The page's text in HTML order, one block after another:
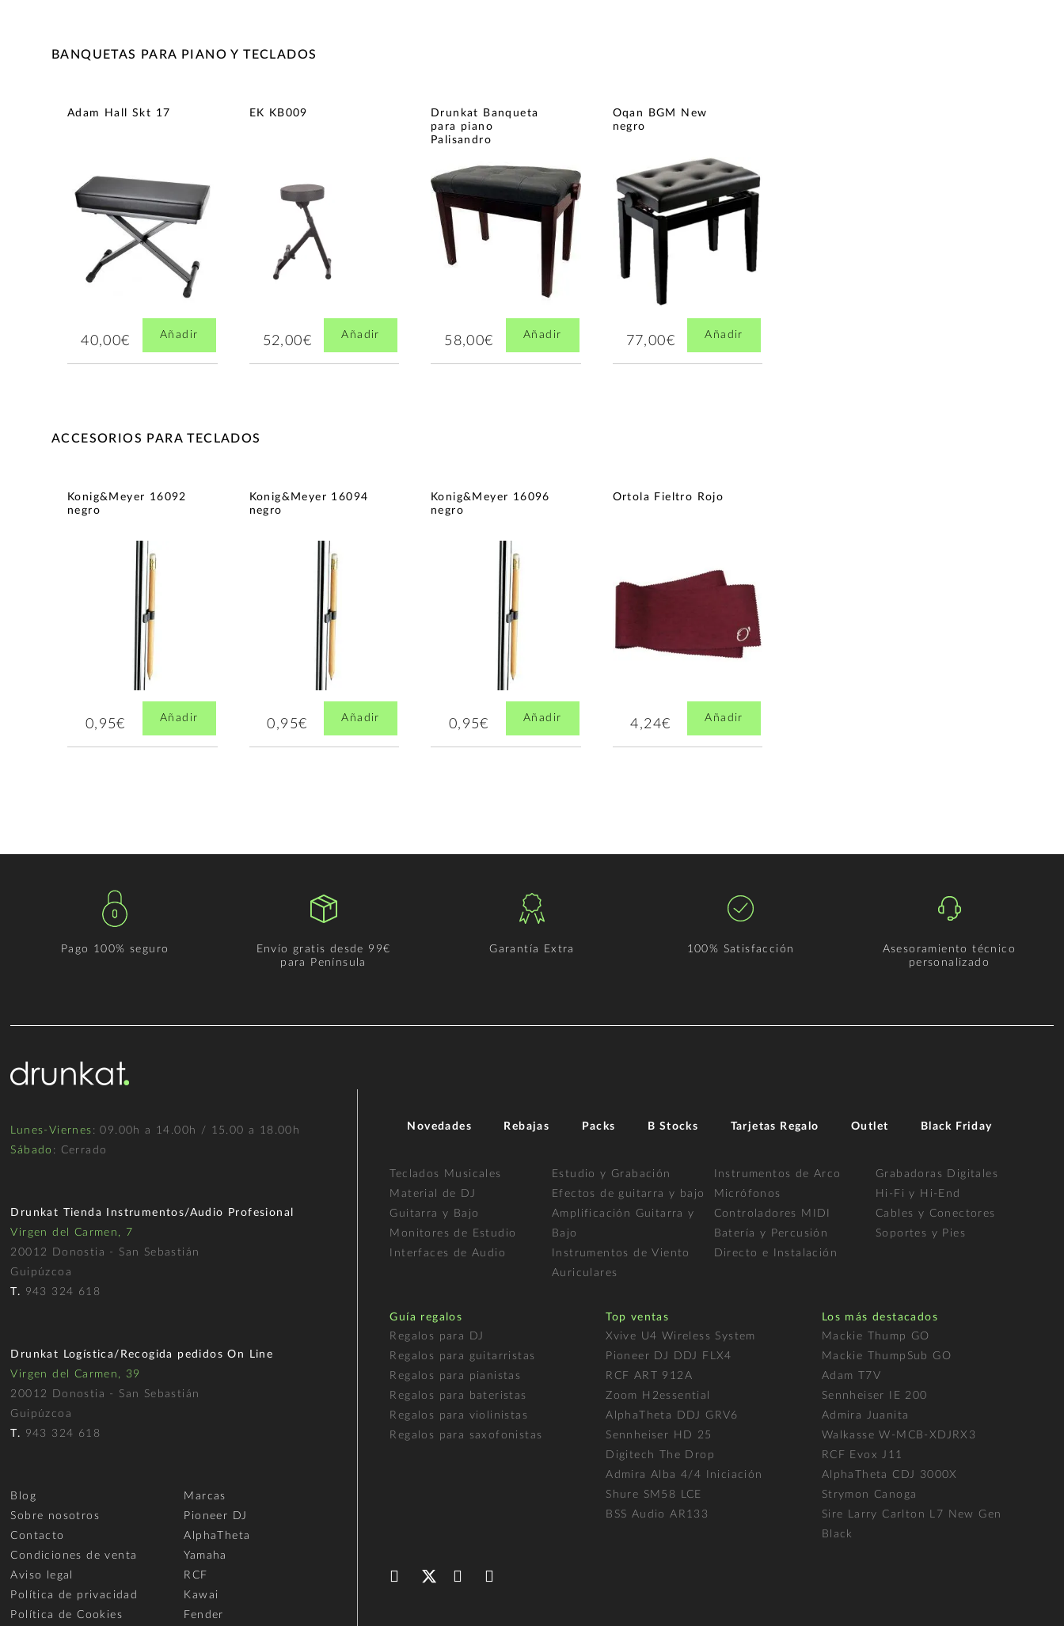
BANQUETAS PARA PIANO Y TECLADOS
Adam Hall Skt 17
40,00€ Añadir
EK KB009
52,00€ Añadir
Drunkat Banqueta
para piano
Palisandro
58,00€ Añadir
Oqan BGM New
negro
77,00€ Añadir
ACCESORIOS PARA TECLADOS
Konig&Meyer 16092
negro
0,95€ Añadir
Konig&Meyer 16094
negro
0,95€ Añadir
Konig&Meyer 16096
negro
0,95€ Añadir
Ortola Fieltro Rojo
4,24€ Añadir
Pago 100% seguro
Envío gratis desde 99€
para Península
Garantía Extra 100% Satisfacción
Asesoramiento técnico
personalizado
Lunes-Viernes : 09.00h a 14.00h / 15.00 a 18.00h
Sábado : Cerrado
Drunkat Tienda Instrumentos/Audio Profesional
Virgen del Carmen, 7
20012 Donostia - San Sebastián
Guipúzcoa
T. 943 324 618
Drunkat Logística/Recogida pedidos On Line
Virgen del Carmen, 39
20012 Donostia - San Sebastián
Guipúzcoa
T. 943 324 618
Blog
Sobre nosotros
Contacto
Condiciones de venta
Aviso legal
Política de privacidad
Política de Cookies
Marcas
Pioneer DJ
AlphaTheta
Yamaha
RCF
Kawai
Fender
Novedades Rebajas Packs B Stocks Tarjetas Regalo Outlet Black Friday
Teclados Musicales
Material de DJ
Guitarra y Bajo
Monitores de Estudio
Interfaces de Audio
Estudio y Grabación
Efectos de guitarra y bajo
Amplificación Guitarra y
Bajo
Instrumentos de Viento
Auriculares
Instrumentos de Arco
Micrófonos
Controladores MIDI
Batería y Percusión
Directo e Instalación
Grabadoras Digitales
Hi-Fi y Hi-End
Cables y Conectores
Soportes y Pies
Guía regalos
Regalos para DJ
Regalos para guitarristas
Regalos para pianistas
Regalos para bateristas
Regalos para violinistas
Regalos para saxofonistas
Top ventas
Xvive U4 Wireless System
Pioneer DJ DDJ FLX4
RCF ART 912A
Zoom H2essential
AlphaTheta DDJ GRV6
Sennheiser HD 25
Digitech The Drop
Admira Alba 4/4 Iniciación
Shure SM58 LCE
BSS Audio AR133
Los más destacados
Mackie Thump GO
Mackie ThumpSub GO
Adam T7V
Sennheiser IE 200
Admira Juanita
Walkasse W-MCB-XDJRX3
RCF Evox J11
AlphaTheta CDJ 3000X
Strymon Canoga
Sire Larry Carlton L7 New Gen
Black